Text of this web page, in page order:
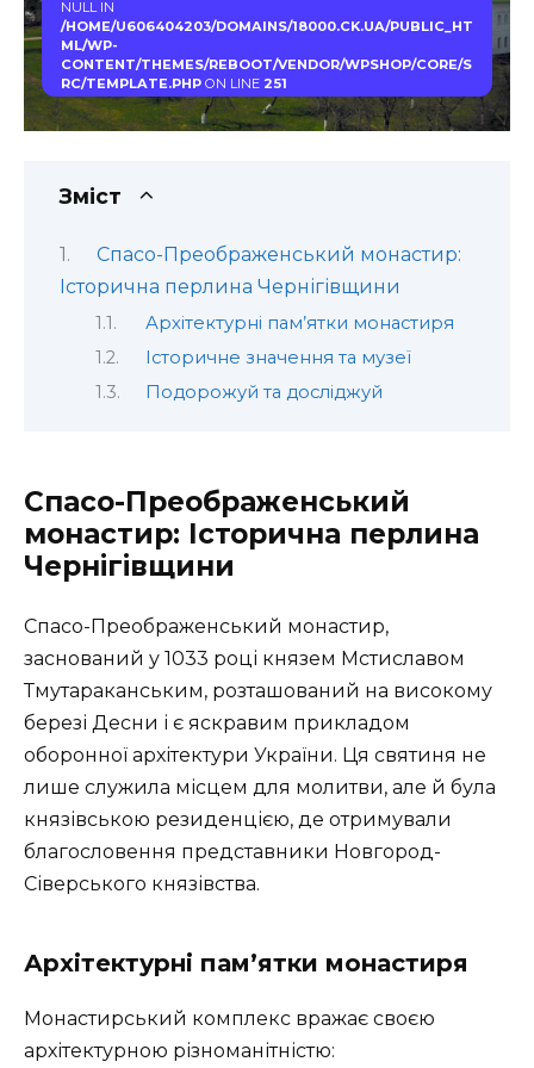
NULL IN
/HOME/U606404203/DOMAINS/18000.CK.UA/PUBLIC_HT
ML/WP-
CONTENT/THEMES/REBOOT/VENDOR/WPSHOP/CORE/S
RC/TEMPLATE.PHPON LINE 251
Зміст
Спасо-Преображенський монастир:
Історична перлина Чернігівщини
Архітектурні пам’ятки монастиря
Історичне значення та музеї
Подорожуй та досліджуй
Спасо-Преображенський
монастир: Історична перлина
Чернігівщини
Спасо-Преображенський монастир,
заснований у 1033 році князем Мстиславом
Тмутараканським, розташований на високому
березі Десни і є яскравим прикладом
оборонної архітектури України. Ця святиня не
лише служила місцем для молитви, але й була
князівською резиденцією, де отримували
благословення представники Новгород-
Сіверського князівства.
Архітектурні пам’ятки монастиря
Монастирський комплекс вражає своєю
архітектурною різноманітністю: